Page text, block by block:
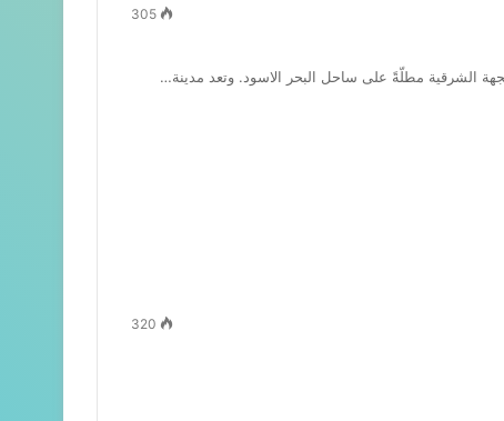
305
320